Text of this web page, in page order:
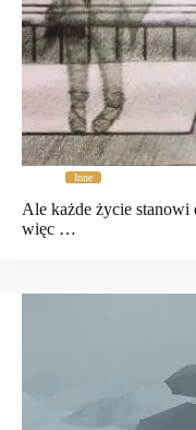
Inne
Ale każde życie stanowi
więc …